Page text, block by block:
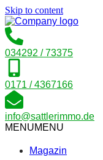
Skip to content
034292 / 73375
0171 / 4367166
info@sattlerimmo.de
MENUMENU
Magazin